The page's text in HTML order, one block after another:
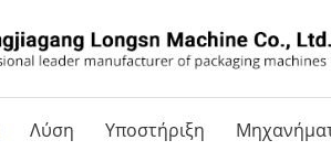
Λύση Υποστήριξη